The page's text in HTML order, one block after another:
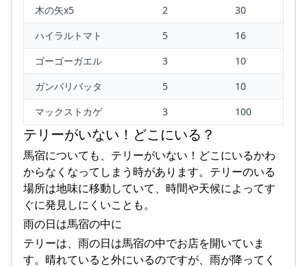
木の矢x5
2
30
ハイラルトマト
5
16
ゴーゴーガエル
3
10
ガンバリバッタ
5
10
マックストカゲ
3 100
テリーがいない！どこにいる？
馬宿についても、テリーがいない！どこにいるかわ
からなくなってしまう時があります。テリーのいる
場所は地味に移動していて、時間や天候によってす
ぐに発見しにくいことも。
雨の日は馬宿の中に
テリーは、雨の日は馬宿の中でお店を開いていま
す。晴れていると外にいるのですが、雨が降ってく